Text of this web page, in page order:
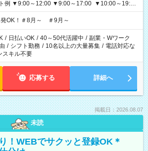
例 ▼9:00～12:00 ▼9:00～17:00 ▼10:00～19:00
発OK！＃8月～ ＃9月～
/ 日払いOK / 40～50代活躍中 / 副業・Wワーク
/ シフト勤務 / 10名以上の大量募集 / 電話対応な
スキル不要
応募する 詳細へ
掲載日：2026.08.07
未読
！WEBでサクッと登録OK＊